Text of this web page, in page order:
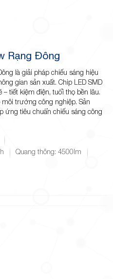
Rạng Đông
là giải pháp chiếu sáng hiệu
gian sản xuất. Chip LED SMD
tiết kiệm điện, tuổi thọ bền lâu.
trường công nghiệp. Sản
ứng tiêu chuẩn chiếu sáng công
Quang thông: 4500lm